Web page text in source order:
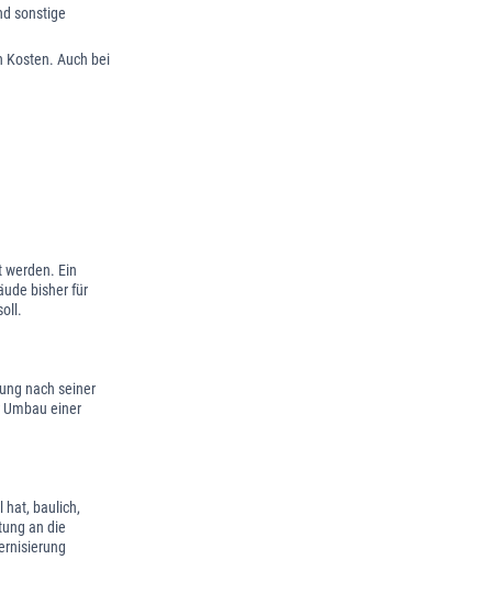
sonstige
Kosten. Auch bei
werden. Ein
bisher für
nach seiner
einer
hat, baulich,
an die